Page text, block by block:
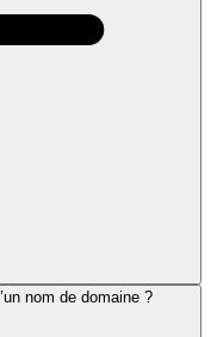
nom de domaine ?